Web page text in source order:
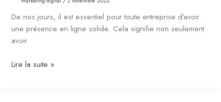
De nos jours, il est essentiel pour toute entreprise d’avoir
une présence en ligne solide. Cela signifie non seulement
avoir
Lire la suite »